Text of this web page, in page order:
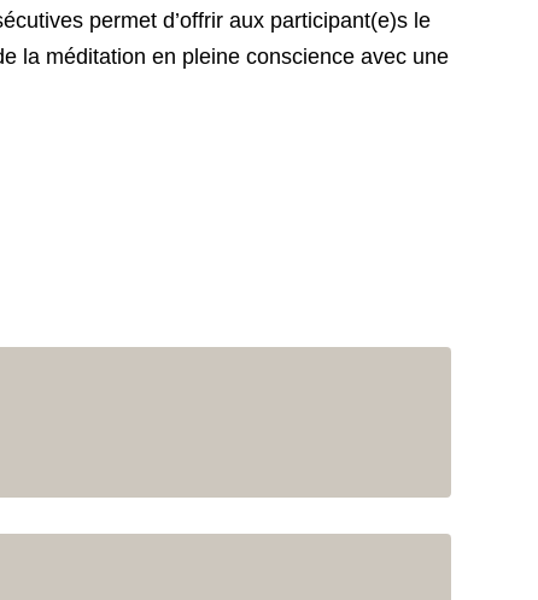
permet d’offrir aux participant(e)s le
la méditation en pleine conscience avec une